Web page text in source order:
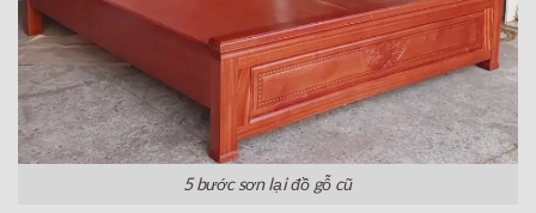
5 bước sơn lại đồ gỗ cũ